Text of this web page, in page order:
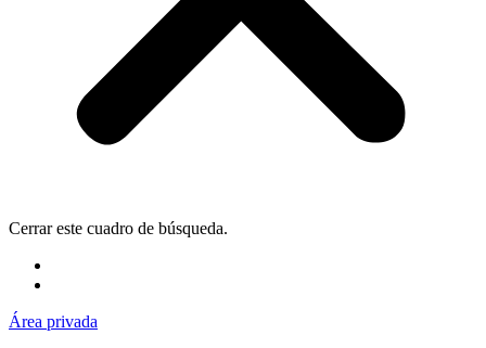
Cerrar este cuadro de búsqueda.
Área privada